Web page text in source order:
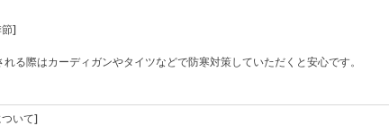
節]
る際はカーディガンやタイツなどで防寒対策していただくと安心です。
いて]